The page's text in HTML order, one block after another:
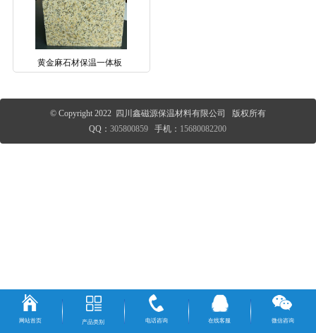
黄金麻石材保温一体板
© Copyright 2022 四川鑫磁源保温材料有限公司 版权所有
QQ：305800859 手机： 15680082200
网站首页 产品类别 电话咨询 在线客服 微信咨询